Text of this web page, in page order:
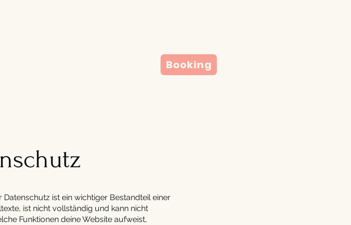
Booking
Datenschutz ist ein wichtiger Bestandteil einer
ist nicht vollständig und kann nicht
Funktionen deine Website aufweist,